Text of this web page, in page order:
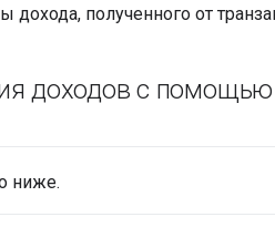
полученного от
доходов с помощью
ниже.